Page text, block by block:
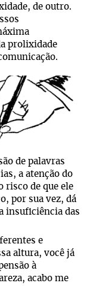
de outro.
prolixidade
de palavras
a atenção do
risco de que ele
por sua vez, dá
insuficiência das
e
altura, você já
à
acabo me